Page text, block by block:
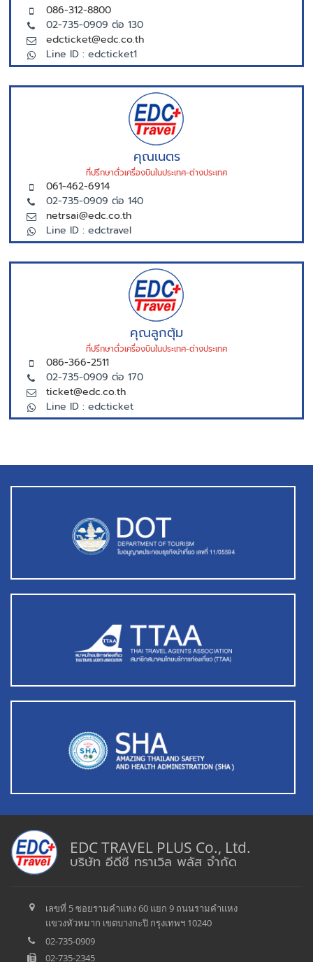
086-312-8800
02-735-0909 ต่อ 130
edcticket@edc.co.th
Line ID : edcticket1
คุณเนตร
ที่ปรึกษาตั่วเครื่องบินในประเทศ-ต่างประเทศ
061-462-6914
02-735-0909 ต่อ 140
netrsai@edc.co.th
Line ID : edctravel
คุณลูกตุ้ม
ที่ปรึกษาตั่วเครื่องบินในประเทศ-ต่างประเทศ
086-366-2511
02-735-0909 ต่อ 170
ticket@edc.co.th
Line ID : edcticket
EDC TRAVEL PLUS Co., Ltd.
บริษัท อีดีซี ทราเวิล พลัส จำกัด
เลขที่ 5 ซอยรามคำแหง 60 แยก 9 ถนนรามคำแหง
แขวงหัวหมาก เขตบางกะปิ กรุงเทพฯ 10240
02-735-0909
02-735-2345